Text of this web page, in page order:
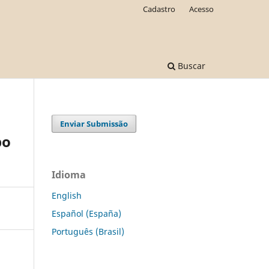
Buscar
Cadastro Acesso
Enviar Submissão
Idioma
English
Español (España)
Português (Brasil)